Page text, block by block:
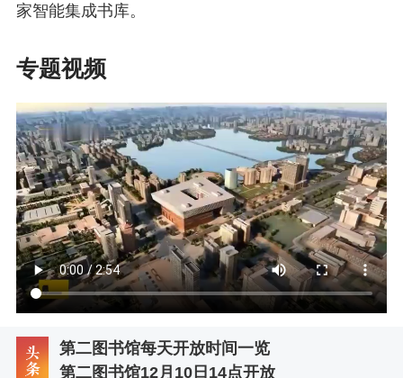
家智能集成书库。
专题视频
第二图书馆每天开放时间一览
第二图书馆12月10日14点开放